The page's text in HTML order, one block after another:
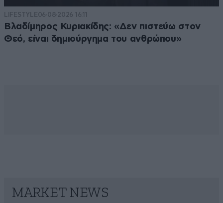
LIFESTYLE06·08·2026 16:11
Βλαδίμηρος Κυριακίδης: «Δεν πιστεύω στον
Θεό, είναι δημιούργημα του ανθρώπου»
MARKET NEWS